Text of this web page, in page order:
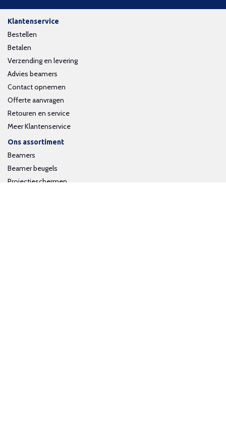
Klantenservice
Bestellen
Betalen
Verzending en levering
Advies beamers
Contact opnemen
Offerte aanvragen
Retouren en service
Meer Klantenservice
Ons assortiment
Beamers
Beamer beugels
Projectieschermen